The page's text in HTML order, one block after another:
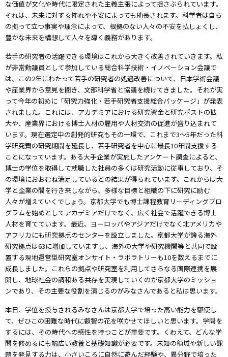
な価値が文化や時代に限定された主義主張によって揺さぶられています。
それは、未来に対する怖れや不安によっても助長されます。科学者は自ら
の拠って立つ事実や理念によって、根拠のない人々の不安を払しょくし、
豊かな未来を構想して人々を導く義務があります。
若手の研究者の活躍できる環境はこれから大きく改善されていきます。私
が非常勤議員として参加している総合科学技術・イノベーション会議で
は、この2年にわたって若手の研究者の処遇改善について、日本学術会議
や産業界から意見を聞き、文部科学省と協議を続けてきました。それが実
って今年の初めに「研究力強化・若手研究者支援総合パッケージ」が発表
されました。これには、アカデミアにおける研究資金と研究ポストの拡
大や、産業界における博士人材の雇用や人材交流の促進が盛り込まれて
います。現在選定中の創発的研究もその一環で、これまで3～5年だった科
学研究費の研究期間を延長し、若手研究者を中心に最長10年間支援する
ことになっています。ある大手企業が実施したアンケート調査によると、
博士の学位を取得して就職した社員の多くは研究活動に従事しており、そ
の環境におおむね満足しているとの結果が得られています。これからは大
学と企業の間を行き来しながら、多様な目標と組織の下に研究に励む
人々が増えていくでしょう。京都大学でも博士課程教育リーディングプロ
グラムを始めとしてアカデミアだけでなく、広く社会で活躍できる博士
人材を育てています。最近、ヨーロッパやアジアだけでなく北アメリカや
アフリカにも研究拠点のセンターを設立しました。京都大学が誇る海外
研究拠点は63に増加していますし、海外の大学や研究機関等と共同で設
置する現地運営型研究室オンサイト・ラボラトリーも10を数えるまでに
成長しました。これらの拠点や研究室を利用してさらなる国際連携を展
開し、地球社会の調和ある共存を実現していくのが京都大学のミッショ
ンであり、その主要な役割を演じるのがみなさんであると私は思います。
本日、学位を授与されるみなさんは京都大学で培った高い能力を駆使し
て、ぜひこの困難な時代に叡智の花を咲かせてほしいと思います。学問を
するには、その時代への感性を持つことが重要です。くわえて、どんな学
問を修めるにも幅広い教養と基礎知識が必要です。未知の領域や新しい課
題を発見する力は、小さいころに自然に遊んだ経験や、異分野で培った